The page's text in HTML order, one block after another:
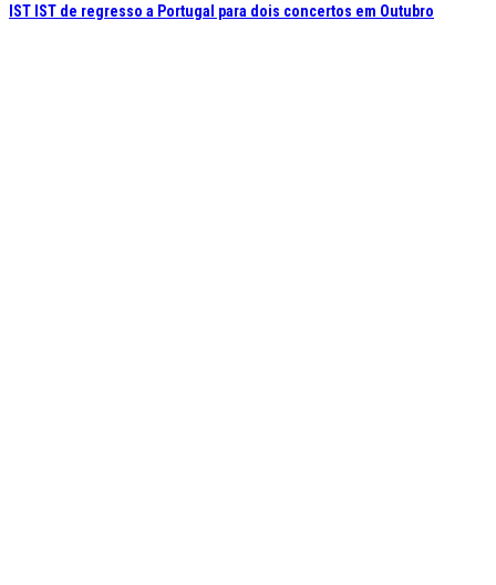
IST IST de regresso a Portugal para dois concertos em Outubro